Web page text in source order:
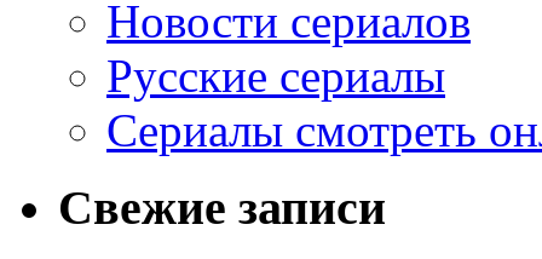
Новости сериалов
Русские сериалы
Сериалы смотреть
Свежие записи